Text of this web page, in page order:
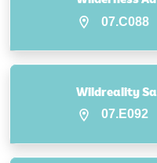
07.C088
Wildreality
07.E092